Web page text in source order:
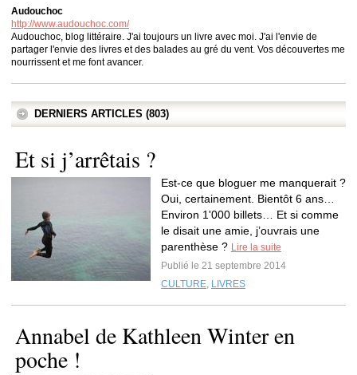
Audouchoc
http://www.audouchoc.com/
Audouchoc, blog littéraire. J'ai toujours un livre avec moi. J'ai l'envie de
partager l'envie des livres et des balades au gré du vent. Vos découvertes me
nourrissent et me font avancer.
DERNIERS ARTICLES (803)
Et si j’arrêtais ?
Est-ce que bloguer me manquerait ?
Oui, certainement. Bientôt 6 ans…
Environ 1'000 billets… Et si comme
le disait une amie, j’ouvrais une
parenthèse ? Lire la suite
Publié le 21 septembre 2014
CULTURE, LIVRES
Annabel de Kathleen Winter en
poche !